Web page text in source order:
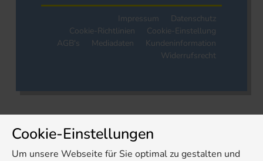
Impressum
Datenschutz
Cookie-Richtlinien
Cookie-Einstellung
AGB's
Mediadaten
Kundeninformation
Widerrufsrecht
Cookie-Einstellungen
Um unsere Webseite für Sie optimal zu gestalten und